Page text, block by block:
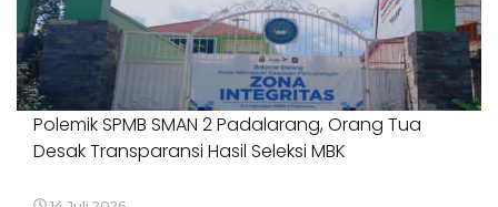
Polemik SPMB SMAN 2 Padalarang, Orang Tua
Desak Transparansi Hasil Seleksi MBK